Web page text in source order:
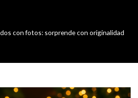
con fotos: sorprende con originalidad